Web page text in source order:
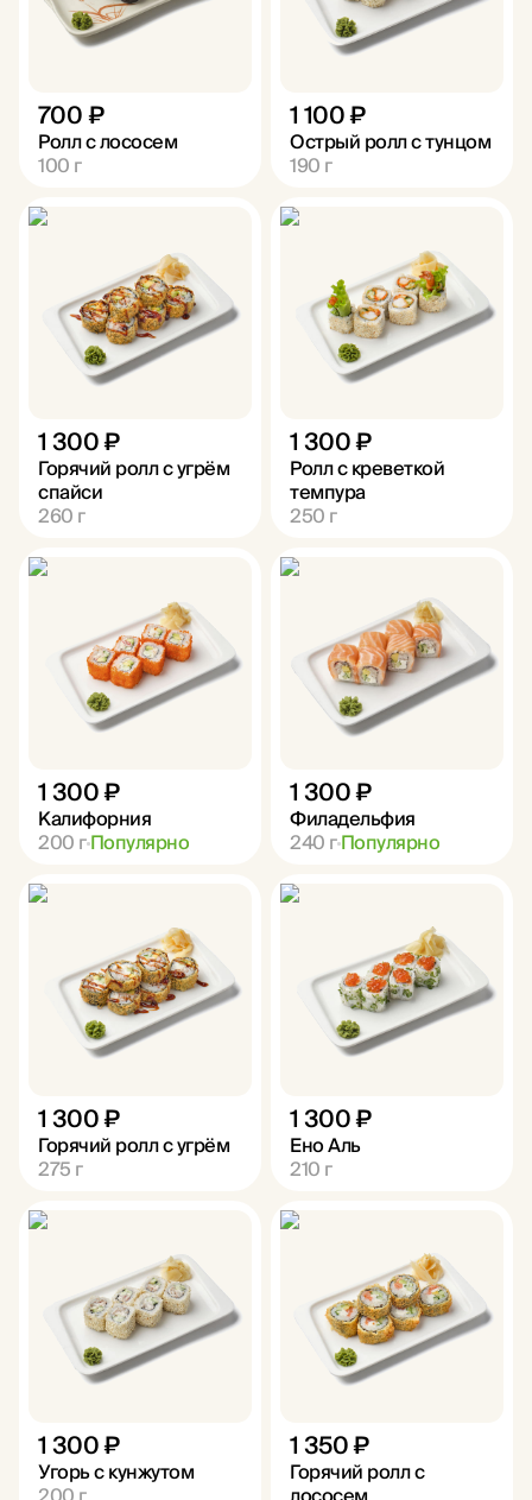
700 ₽
Ролл с лососем
100г
1 100 ₽
Острый ролл с тунцом
190г
1 300 ₽
Горячий ролл с угрём
спайси
260г
1 300 ₽
Ролл с креветкой
темпура
250г
1 300 ₽
Калифорния
200гПопулярно
1 300 ₽
Филадельфия
240гПопулярно
1 300 ₽
Горячий ролл с угрём
275г
1 300 ₽
Ено Аль
210г
1 300 ₽
Угорь с кунжутом
1 350 ₽
Горячий ролл с